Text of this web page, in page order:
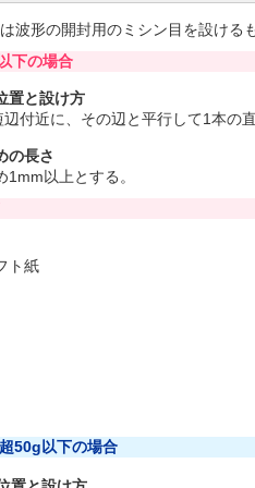
波形の開封用のミシン目を設けるも
下の場合
置と設け方
辺付近に、その辺と平行して1本の
の長さ
1mm以上とする。
ト紙
50g以下の場合